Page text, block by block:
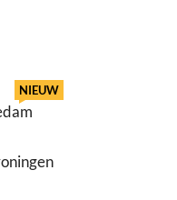
NIEUW